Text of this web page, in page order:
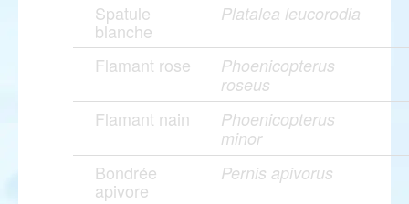
Spatule
blanche
Platalea leucorodia
Flamant rose
Phoenicopterus
roseus
Flamant nain
Phoenicopterus
minor
Bondrée
apivore
Pernis apivorus